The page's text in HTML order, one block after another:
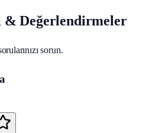
Değerlendirmeler
sorun.